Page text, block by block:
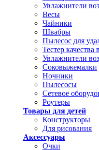
Увлажнители
Весы
Чайники
Швабры
Пылесос для
Тестер качества
Увлажнители
Соковыжемалки
Ночники
Пылесосы
Сетевое
Роутеры
Товары для детей
Конструкторы
Для рисования
Аксессуары
Очки